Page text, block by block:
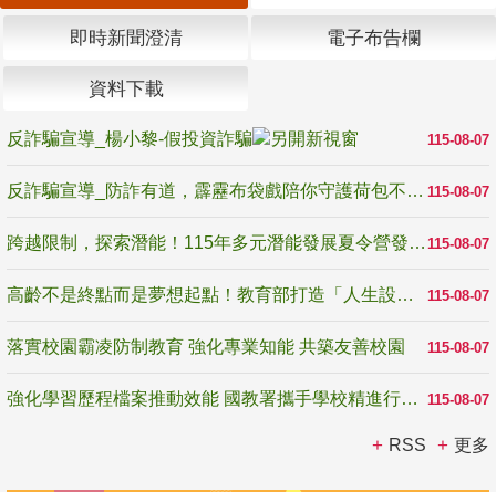
即時新聞澄清 電子布告欄
資料下載
115-08-07
反詐騙宣導_楊小黎-假投資詐騙
115-08-07
反詐騙宣導_防詐有道，霹靂布袋戲陪你守護荷包不受騙
115-08-07
跨越限制，探索潛能！115年多元潛能發展夏令營發掘生命無限可能
115-08-07
高齡不是終點而是夢想起點！教育部打造「人生設計夢工場」 參展第3屆高齡健康產業博覽會
115-08-07
落實校園霸凌防制教育 強化專業知能 共築友善校園
115-08-07
強化學習歷程檔案推動效能 國教署攜手學校精進行政與教學支持
RSS 更多